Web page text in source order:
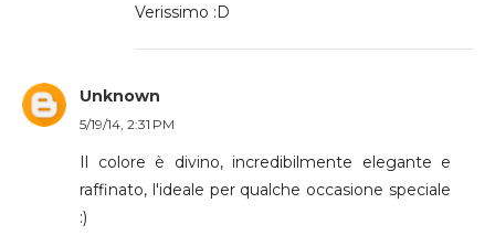
Verissimo :D
Unknown
5/19/14, 2:31 PM
Il colore è divino, incredibilmente elegante e
raffinato, l'ideale per qualche occasione speciale
:)